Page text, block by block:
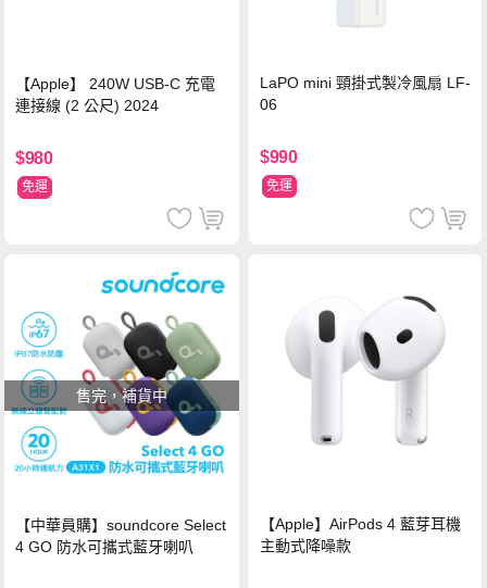
【Apple】 240W USB-C 充電
連接線 (2 公尺) 2024
$980
免運
LaPO mini 頸掛式製冷風扇 LF-
06
$990
免運
售完，補貨中
【中華員購】soundcore Select
4 GO 防水可攜式藍牙喇叭
【Apple】AirPods 4 藍芽耳機
主動式降噪款